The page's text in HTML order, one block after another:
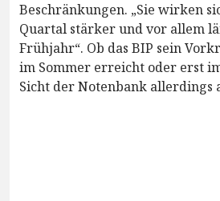
Beschränkungen. „Sie wirken
Quartal stärker und vor allem
Frühjahr“. Ob das BIP sein
im Sommer erreicht oder erst
Sicht der Notenbank allerdings